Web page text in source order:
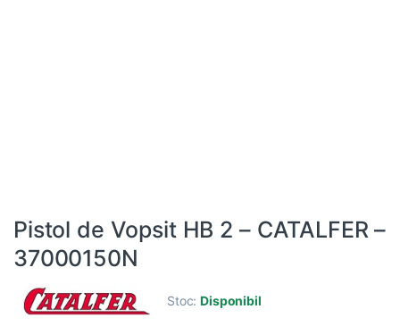
Pistol de Vopsit HB 2 – CATALFER –
37000150N
Stoc:Disponibil